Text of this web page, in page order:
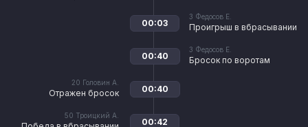
3 Федосов Е.
Проигрыш в вбрасывании
00:03
3 Федосов Е.
Бросок по воротам
00:40
20 Головин А.
Отражен бросок 00:40
50 Троицкий А.
00:42